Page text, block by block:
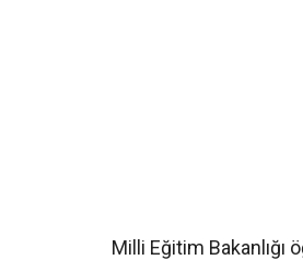
Milli Eğitim Bakanlığı